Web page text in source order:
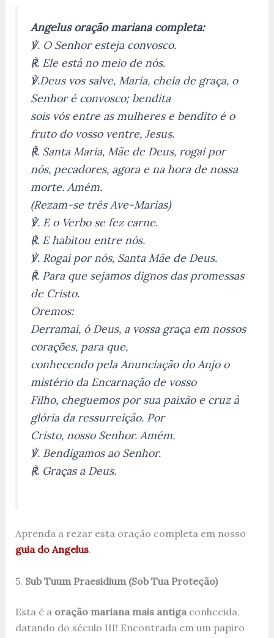
Angelus oração mariana completa:
℣. O Senhor esteja convosco.
℟. Ele está no meio de nós.
℣.Deus vos salve, Maria, cheia de graça, o
Senhor é convosco; bendita
sois vós entre as mulheres e bendito é o
fruto do vosso ventre, Jesus.
℟. Santa Maria, Mãe de Deus, rogai por
nós, pecadores, agora e na hora de nossa
morte. Amém.
(Rezam-se três Ave-Marias)
℣. E o Verbo se fez carne.
℟. E habitou entre nós.
℣. Rogai por nós, Santa Mãe de Deus.
℟. Para que sejamos dignos das promessas
de Cristo.
Oremos:
Derramai, ó Deus, a vossa graça em nossos
corações, para que,
conhecendo pela Anunciação do Anjo o
mistério da Encarnação de vosso
Filho, cheguemos por sua paixão e cruz à
glória da ressurreição. Por
Cristo, nosso Senhor. Amém.
℣. Bendigamos ao Senhor.
℟. Graças a Deus.
Aprenda a rezar esta oração completa em nosso
guia do Angelus.
5. Sub Tuum Praesidium (Sob Tua Proteção)
Esta é a oração mariana mais antigaconhecida,
datando do século III! Encontrada em um papiro